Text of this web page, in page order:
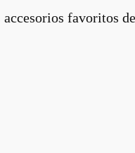
accesorios favoritos